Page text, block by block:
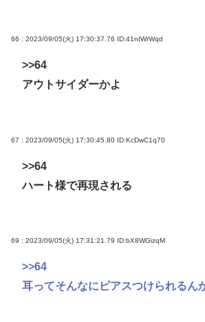
66 : 2023/09/05(火) 17:30:37.76 ID:41nIWrWqd
>>64
アウトサイダーかよ
67 : 2023/09/05(火) 17:30:45.80 ID:KcDwC1q70
>>64
ハート様で再現される
69 : 2023/09/05(火) 17:31:21.79 ID:bX8WGizqM
>>64
耳ってそんなにピアスつけられるん